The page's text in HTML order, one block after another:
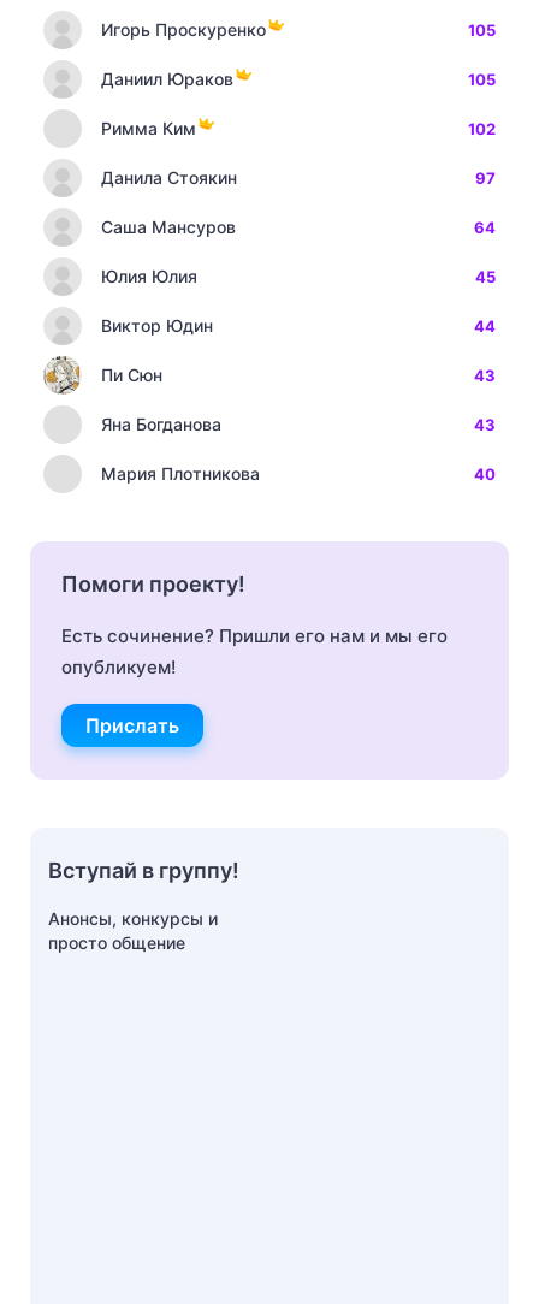
Игорь Проскуренко 105
Даниил Юраков 105
Римма Ким 102
Данила Стоякин 97
Саша Мансуров 64
Юлия Юлия 45
Виктор Юдин 44
Пи Сюн 43
Яна Богданова 43
Мария Плотникова 40
Помоги проекту!
Есть сочинение? Пришли его нам и мы его
опубликуем!
Прислать
Вступай в группу!
Анонсы, конкурсы и
просто общение